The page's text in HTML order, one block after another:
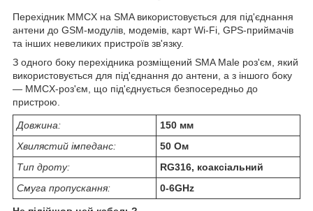
Перехідник MMCX на SMA використовується для під'єднання
антени до GSM-модулів, модемів, карт Wi-Fi, GPS-приймачів
та інших невеликих пристроїв зв'язку.
З одного боку перехідника розміщений SMA Male роз'єм, який
використовується для під'єднання до антени, а з іншого боку
— MMCX-роз'єм, що під'єднується безпосередньо до
пристрою.
Довжина:
150 мм
Хвилястий імпеданс:
50 Ом
Тип дроту:
RG316, коаксіальний
Смуга пропускання:
0-6GHz